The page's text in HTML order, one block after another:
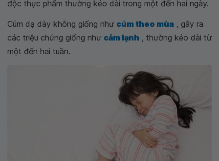
độc thực phẩm thường kéo dài trong một đến hai ngày.
Cúm dạ dày không giống như cúm theo mùa , gây ra
các triệu chứng giống như cảm lạnh , thường kéo dài từ
một đến hai tuần.